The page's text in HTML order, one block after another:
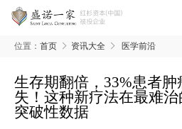
位置： 首页 资讯大全 医学前沿
生存期翻倍，33%患者
失！这种新疗法在最难
突破性数据